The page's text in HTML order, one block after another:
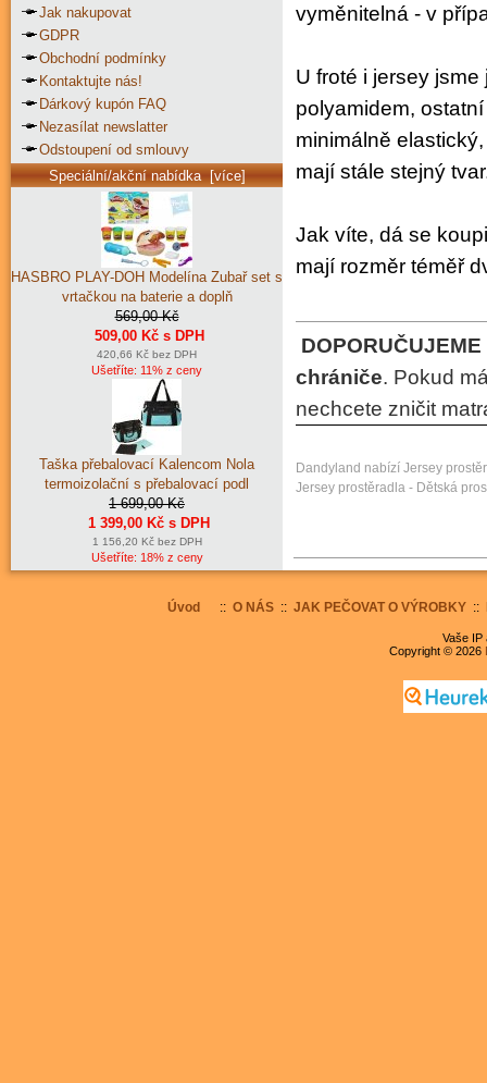
vyměnitelná - v
U froté i jersey
polyamidem,
minimálně elastický,
mají stále stejný
Jak víte, dá se
mají rozměr téměř
DOPORUČUJEME
chrániče. Pokud
nechcete zničit
Dandyland nabízí Jersey
Jersey prostěradla - Dětská
Jak nakupovat
GDPR
Obchodní podmínky
Kontaktujte nás!
Dárkový kupón FAQ
Nezasílat newslatter
Odstoupení od smlouvy
Speciální/akční nabídka [více]
HASBRO PLAY-DOH Modelína Zubař set s
vrtačkou na baterie a doplň
569,00 Kč
509,00 Kč s DPH
420,66 Kč bez DPH
Ušetříte: 11% z ceny
Taška přebalovací Kalencom Nola
termoizolační s přebalovací podl
1 699,00 Kč
1 399,00 Kč s DPH
1 156,20 Kč bez DPH
Ušetříte: 18% z ceny
Úvod :: O NÁS:: JAK PEČOVAT O VÝROBKY::
Vaše IP
Copyright © 2026